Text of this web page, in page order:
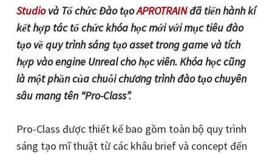
Studiovà Tổ chức Đào tạoAPROTRAINđã tiến hành kí
kết hợp tác tổ chức khóa học mới với mục tiêu đào
tạo về quy trình sáng tạo asset trong game và tích
hợp vào engine Unreal cho học viên. Khóa học cũng
là một phần của chuỗi chương trình đào tạo chuyên
sâu mang tên “Pro-Class”.
Pro-Class được thiết kế bao gồm toàn bộ quy trình
sáng tạo mĩ thuật từ các khâu brief và concept đến